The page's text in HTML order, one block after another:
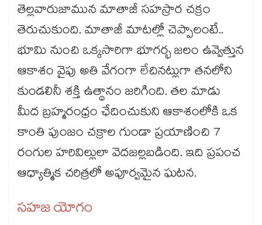
తెల్లవారుజామున మాతాజీ సహస్రార చక్రం
తెరుచుకుంది. మాతాజీ మాటల్లో చెప్పాలంటే..
భూమి నుంచి ఒక్కసారిగా భూగర్భ జలం ఉవ్వెత్తున
ఆకాశం వైపు అతి వేగంగా లేచినట్లుగా తనలోని
కుండలినీ శక్తి ఉత్థానం జరిగింది. తల మాడు
మీద బ్రహ్మరంధ్రం ఛేదించుకుని ఆకాశంలోకి ఒక
కాంతి పుంజం చక్రాల గుండా ప్రయాణించి 7
రంగుల హరివిల్లులా వెదజల్లబడింది. ఇది ప్రపంచ
ఆధ్యాత్మిక చరిత్రలో అపూర్వమైన ఘటన.
సహజ యోగం